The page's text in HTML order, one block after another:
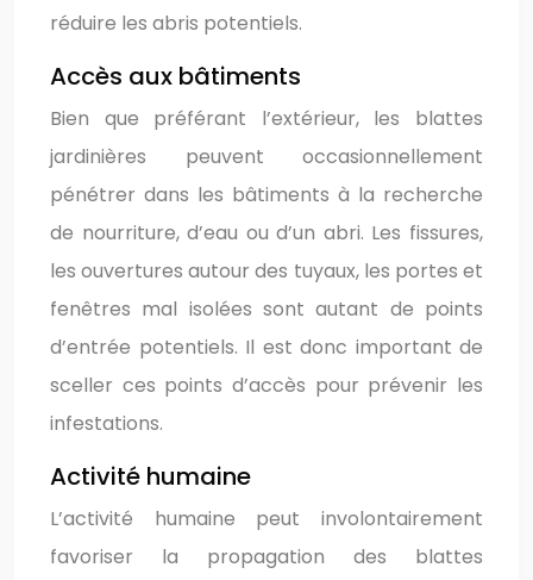
réduire les abris potentiels.
Accès aux bâtiments
Bien que préférant l’extérieur, les blattes
jardinières peuvent occasionnellement
pénétrer dans les bâtiments à la recherche
de nourriture, d’eau ou d’un abri. Les fissures,
les ouvertures autour des tuyaux, les portes et
fenêtres mal isolées sont autant de points
d’entrée potentiels. Il est donc important de
sceller ces points d’accès pour prévenir les
infestations.
Activité humaine
L’activité humaine peut involontairement
favoriser la propagation des blattes